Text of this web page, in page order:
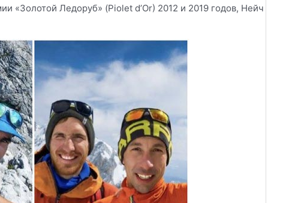
«Золотой Ледоруб» (Piolet d’Or) 2012 и 2019 годов, Нейч